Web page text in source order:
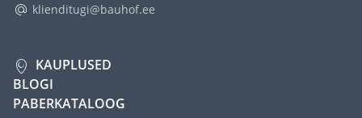
klienditugi@bauhof.ee
KAUPLUSED
BLOGI
PABERKATALOOG